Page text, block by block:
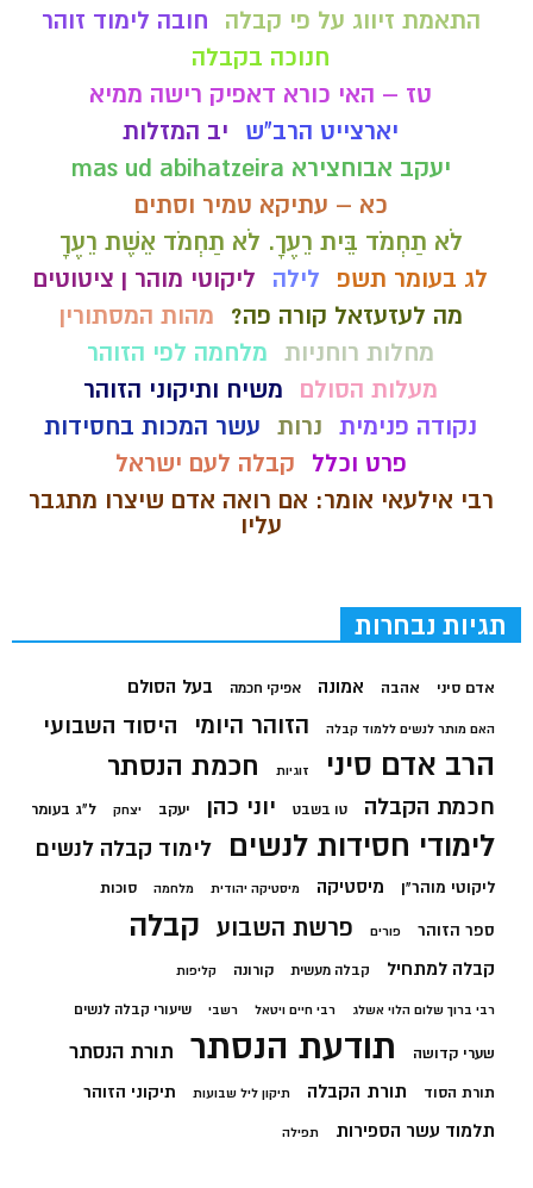
התאמת זיווג על פי קבלה
חובה לימוד זוהר
חנוכה בקבלה
טז – האי כורא דאפיק רישה ממיא
יארצייט הרב"ש
יב המזלות
יעקב אבוחצירא mas ud abihatzeira
כא – עתיקא טמיר וסתים
לֹא תַחְמֹד בֵּית רֵעֶךָ. לֹא תַחְמֹד אֵשֶׁת רֵעֶךָ
לג בעומר תשפ
לילה
ליקוטי מוהר ן ציטוטים
מה לעזעזאל קורה פה?
מהות המסתורין
מחלות רוחניות מלחמה לפי הזוהר
מעלות הסולם
משיח ותיקוני הזוהר
נקודה פנימית נרות עשר המכות בחסידות
פרט וכלל
קבלה לעם ישראל
רבי אילעאי אומר: אם רואה אדם שיצרו מתגבר
עליו
תגיות נבחרות
אדם סיני אהבה אמונה אפיקי חכמה בעל הסולם
האם מותר לנשים ללמוד קבלה הזוהר היומי היסוד השבועי
הרב אדם סיני זוגיות חכמת הנסתר
חכמת הקבלה טו בשבט יוני כהן יעקב יצחק ל"ג בעומר
לימודי חסידות לנשים לימוד קבלה לנשים
ליקוטי מוהר"ן מיסטיקה מיסטיקה יהודית מלחמה סוכות
ספר הזוהר פורים פרשת השבוע קבלה
קבלה למתחיל קבלה מעשית קורונה קליפות
רבי ברוך שלום הלוי אשלג רבי חיים ויטאל רשבי שיעורי קבלה לנשים
שערי קדושה תודעת הנסתר תורת הנסתר
תורת הסוד תורת הקבלה תיקון ליל שבועות תיקוני הזוהר
תלמוד עשר הספירות תפילה